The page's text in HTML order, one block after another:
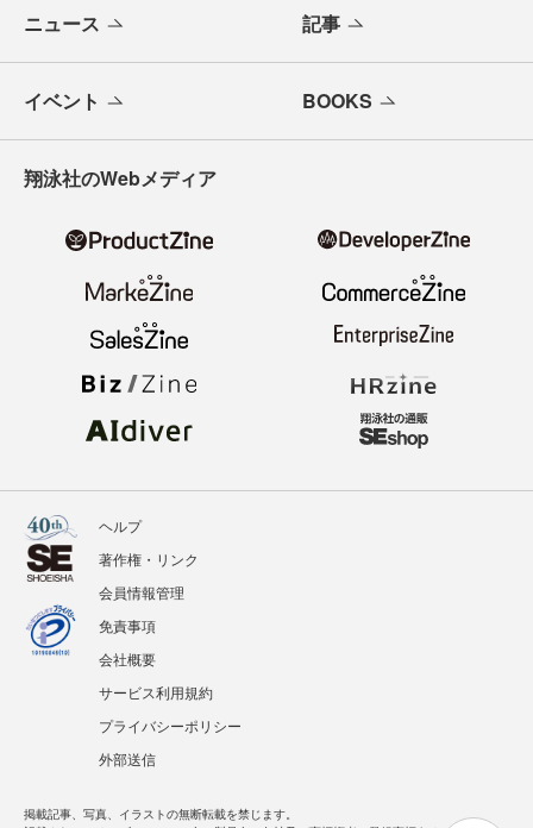
ニュース 記事
イベント BOOKS
翔泳社のWebメディア
ヘルプ
著作権・リンク
会員情報管理
免責事項
会社概要
サービス利用規約
プライバシーポリシー
外部送信
掲載記事、写真、イラストの無断転載を禁じます。